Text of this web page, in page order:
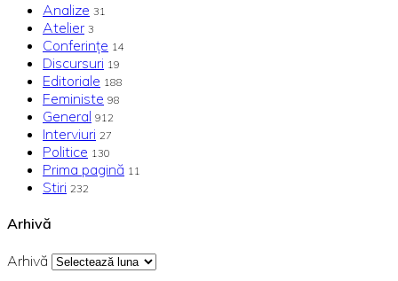
Analize 31
Atelier 3
Conferințe 14
Discursuri 19
Editoriale 188
Feministe 98
General 912
Interviuri 27
Politice 130
Prima pagină 11
Stiri 232
Arhivă
Arhivă